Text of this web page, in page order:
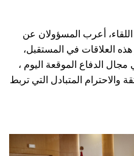
اللقاء، أعرب المسؤولان عن
هذه العلاقات في المستقبل،
الدفاع الموقعة اليوم ،
والاحترام المتبادل التي تربط